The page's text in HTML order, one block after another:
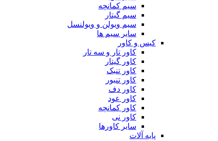
سیم کمانچه
سیم گیتار
سیم ویولن و ویولنسل
سایر سیم ها
کیس و کاور
کاور تار و سه تار
کاور گیتار
کاور تنبک
کاور تنبور
کاور دف
کاور عود
کاور کمانچه
کاور نی
سایر کاورها
پایه آلات